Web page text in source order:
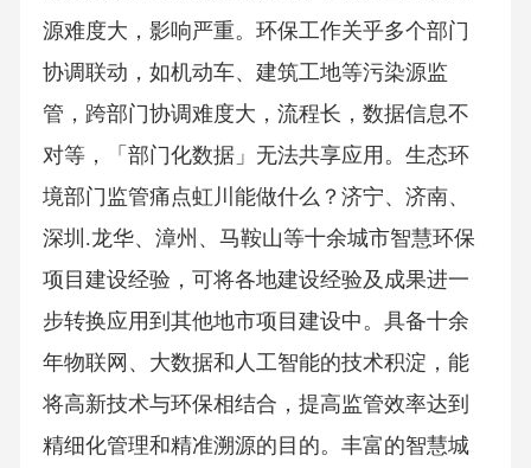
源难度大，影响严重。环保工作关乎多个部门
协调联动，如机动车、建筑工地等污染源监
管，跨部门协调难度大，流程长，数据信息不
对等，「部门化数据」无法共享应用。生态环
境部门监管痛点虹川能做什么？济宁、济南、
深圳.龙华、漳州、马鞍山等十余城市智慧环保
项目建设经验，可将各地建设经验及成果进一
步转换应用到其他地市项目建设中。具备十余
年物联网、大数据和人工智能的技术积淀，能
将高新技术与环保相结合，提高监管效率达到
精细化管理和精准溯源的目的。丰富的智慧城